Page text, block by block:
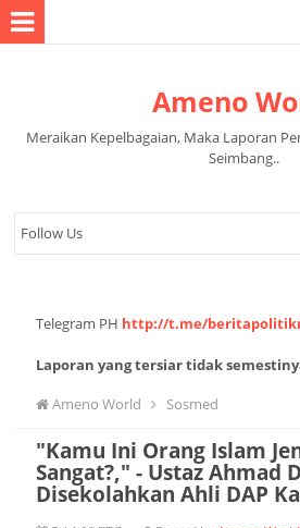
Ameno
Meraikan Kepelbagaian, Maka Laporan
Seimbang..
Telegram PH http://t.me/
Laporan yang tersiar tidak
Ameno World
Sosmed
"Kamu Ini Orang Islam
Sangat?," - Ustaz Ahmad
Disekolahkan Ahli DAP